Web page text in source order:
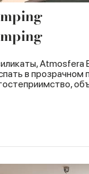
Atmosfera
в